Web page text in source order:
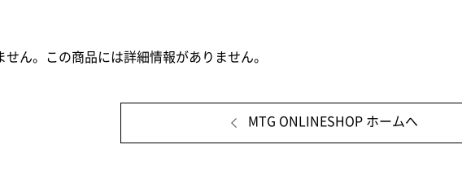
せん。この商品には詳細情報がありません。
MTG ONLINESHOP ホームへ